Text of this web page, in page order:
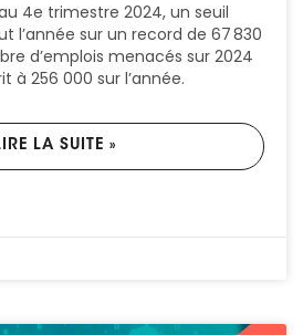
4e trimestre 2024, un seuil
l’année sur un record de 67 830
d’emplois menacés sur 2024
à 256 000 sur l’année.
LA SUITE »